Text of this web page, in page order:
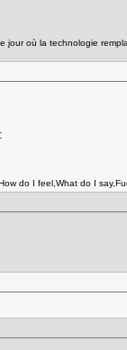
où la technologie
do I feel,What do I